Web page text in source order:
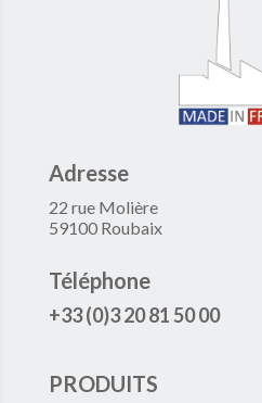
Adresse
22 rue Molière
59100 Roubaix
Téléphone
+33 (0)3 20 81 50 00
PRODUITS